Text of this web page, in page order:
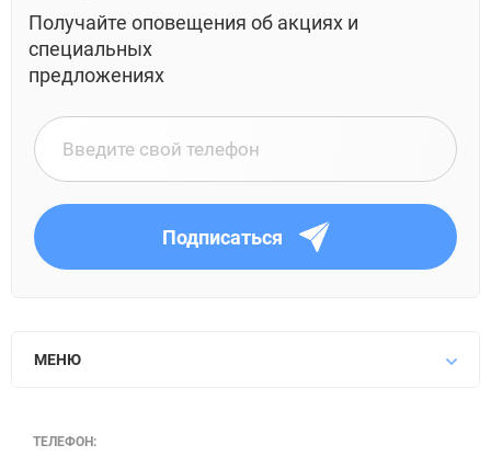
Получайте оповещения об акциях и
специальных
предложениях
Подписаться
МЕНЮ
ТЕЛЕФОН: